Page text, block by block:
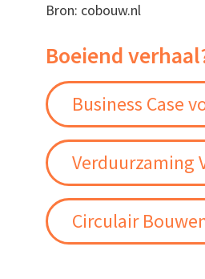
Bron: cobouw.nl
Boeiend
Business Case
Verduurzaming
Circulair